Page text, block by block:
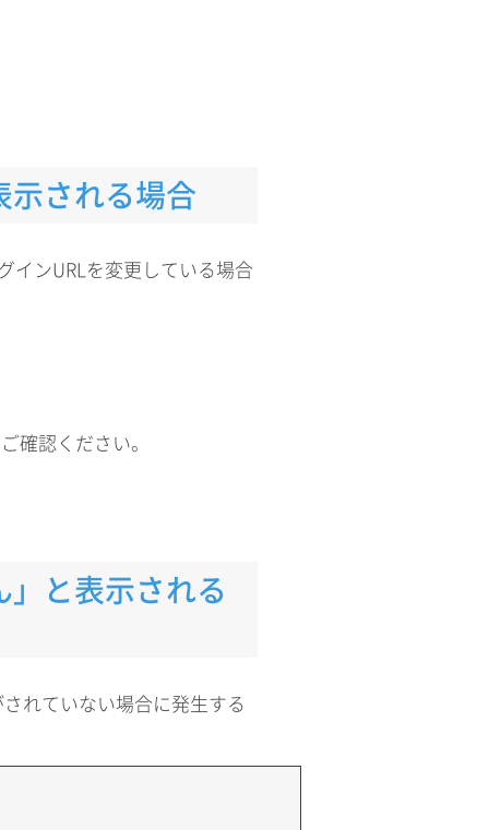
される場合
インURLを変更している場合
確認ください。
と表示される
れていない場合に発生する